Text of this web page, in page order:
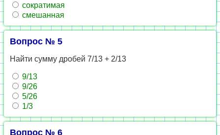
сократимая
смешанная
Вопрос № 5
Найти сумму дробей 7/13 + 2/13
9/13
9/26
5/26
1/3
Вопрос № 6